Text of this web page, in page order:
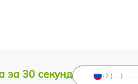
за 30 секунд